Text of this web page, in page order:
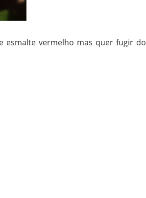
esmalte vermelho mas quer fugir do